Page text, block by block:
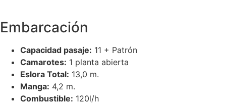
Embarcación
Capacidad pasaje: 11 + Patrón
Camarotes: 1 planta abierta
Eslora Total: 13,0 m.
Manga: 4,2 m.
Combustible: 120l/h